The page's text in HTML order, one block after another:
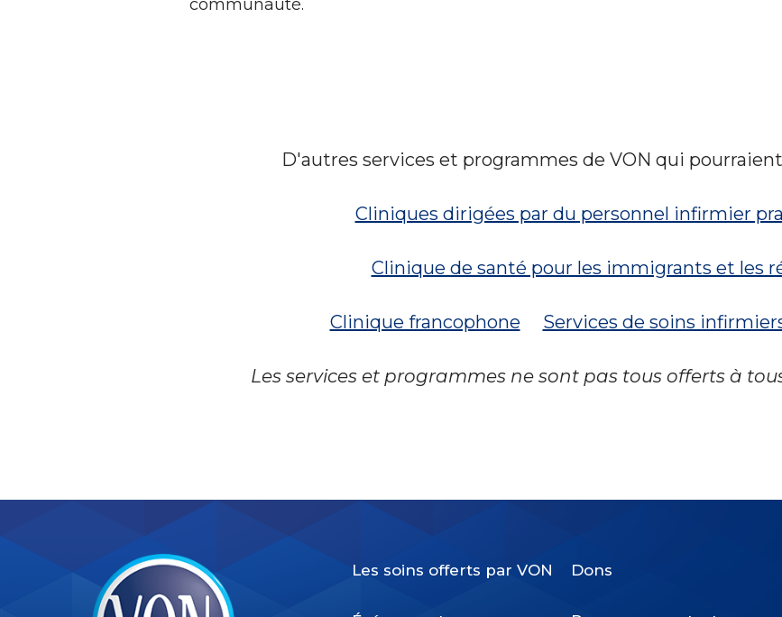
communauté.
D'autres services et programmes de VON qui
Cliniques dirigées par du personnel infirmier
Clinique de santé pour les immigrants et les
Clinique francophone Services de soins
Les services et programmes ne sont pas tous offerts à
Les soins offerts par VON Dons